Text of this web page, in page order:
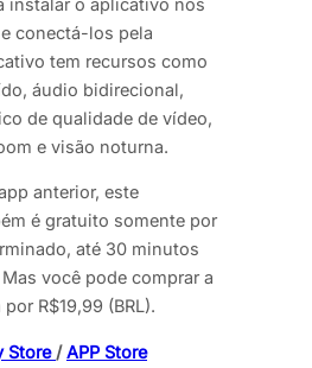
conectá-los pela
tem recursos como
áudio bidirecional,
de qualidade de vídeo,
e visão noturna.
anterior, este
é gratuito somente por
até 30 minutos
você pode comprar a
R$19,99 (BRL).
Store /APP Store